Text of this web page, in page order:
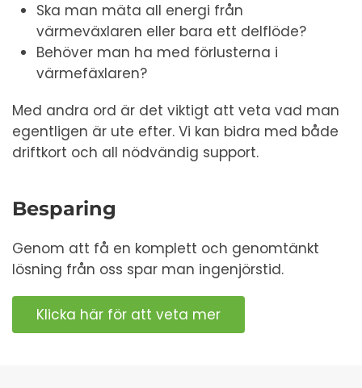
Ska man mäta all energi från
värmeväxlaren eller bara ett delflöde?
Behöver man ha med förlusterna i
värmefäxlaren?
Med andra ord är det viktigt att veta vad man
egentligen är ute efter. Vi kan bidra med både
driftkort och all nödvändig support.
Besparing
Genom att få en komplett och genomtänkt
lösning från oss spar man ingenjörstid.
Klicka här för att veta mer